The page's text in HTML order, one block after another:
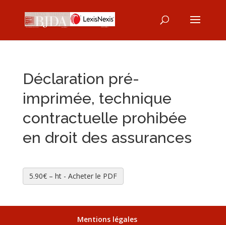
Déclaration pré-
imprimée, technique
contractuelle prohibée
en droit des assurances
5.90€ – ht - Acheter le PDF
Mentions légales